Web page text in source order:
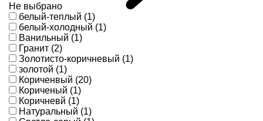
Не выбрано
белый-теплый (1)
белый-холодный (1)
Ванильный (1)
Гранит (2)
Золотисто-коричневый (1)
золотой (1)
Кориченвый (20)
Кориченый (1)
Коричневй (1)
Натуральный (1)